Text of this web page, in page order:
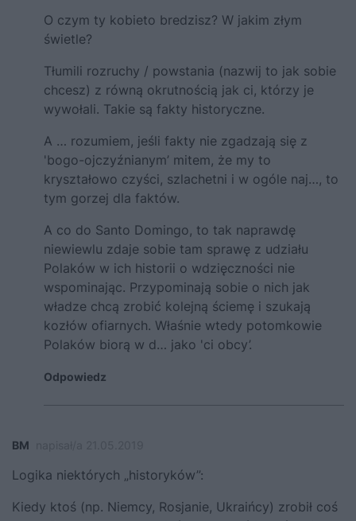
O czym ty kobieto bredzisz? W jakim złym
świetle?
Tłumili rozruchy / powstania (nazwij to jak sobie
chcesz) z równą okrutnością jak ci, którzy je
wywołali. Takie są fakty historyczne.
A … rozumiem, jeśli fakty nie zgadzają się z
'bogo-ojczyźnianym’ mitem, że my to
kryształowo czyści, szlachetni i w ogóle naj…, to
tym gorzej dla faktów.
A co do Santo Domingo, to tak naprawdę
niewiewlu zdaje sobie tam sprawę z udziału
Polaków w ich historii o wdzięczności nie
wspominając. Przypominają sobie o nich jak
władze chcą zrobić kolejną ściemę i szukają
kozłów ofiarnych. Właśnie wtedy potomkowie
Polaków biorą w d… jako 'ci obcy’.
Odpowiedz
BM
Logika niektórych „historyków”:
Kiedy ktoś (np. Niemcy, Rosjanie, Ukraińcy) zrobił coś